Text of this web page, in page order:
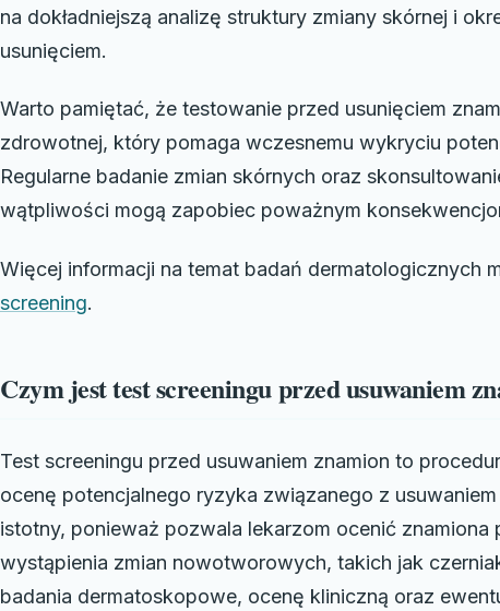
na dokładniejszą analizę struktury zmiany skórnej i
usunięciem.
Warto pamiętać, że testowanie przed usunięciem
zdrowotnej, który pomaga wczesnemu wykryciu
Regularne badanie zmian skórnych oraz
wątpliwości mogą zapobiec poważnym
Więcej informacji na temat badań dermatologicznych
screening.
Czym jest test screeningu przed usuwaniem
Test screeningu przed usuwaniem znamion to
ocenę potencjalnego ryzyka związanego z
istotny, ponieważ pozwala lekarzom ocenić
wystąpienia zmian nowotworowych, takich jak
badania dermatoskopowe, ocenę kliniczną oraz